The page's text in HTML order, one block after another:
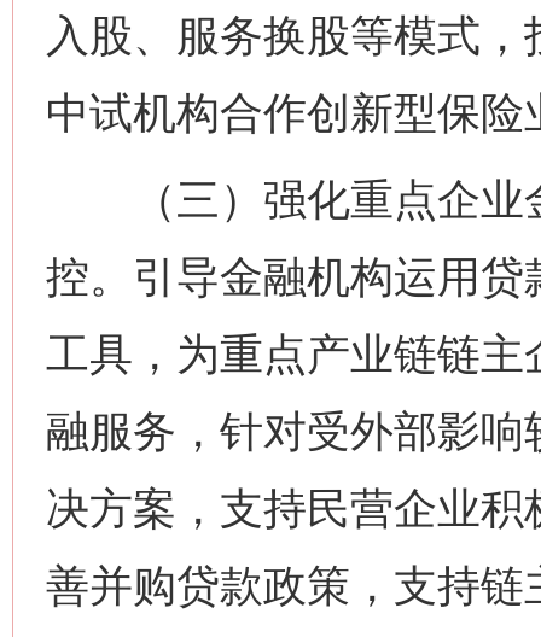
入股、服务换股等模式
中试机构合作创新型保险
（三）强化重点企业
控。引导金融机构运用
工具，为重点产业链链
融服务，针对受外部影
决方案，支持民营企业
善并购贷款政策，支持